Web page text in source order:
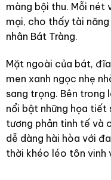
màng bội thu. Mỗi nét
mại, cho thấy tài
nhân Bát Tràng.
Mặt ngoài của bát,
men xanh ngọc nhẹ
sang trọng. Bên trong
nổi bật những họa tiết
tương phản tinh tế và
dễ dàng hài hòa với
thời khéo léo tôn vinh